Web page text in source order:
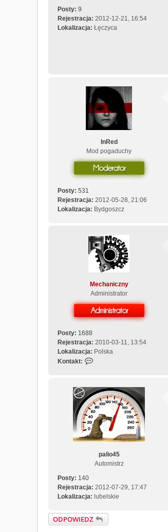
Posty: 9
Rejestracja: 2012-12-21, 16:54
Lokalizacja: Łęczyca
InRed
Mod pogaduchy
Posty: 531
Rejestracja: 2012-05-28, 21:06
Lokalizacja: Bydgoszcz
Mechaniczny
Administrator
Posty: 1688
Rejestracja: 2010-03-11, 13:54
Lokalizacja: Polska
Kontakt:
n
t
a
k
t
u
j
i
M
e
h
a
palio45
Automistrz
Posty: 140
Rejestracja: 2012-07-29, 17:47
Lokalizacja: lubelskie
ODPOWIEDZ